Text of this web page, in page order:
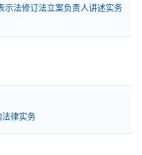
示法修订法立案负责人讲述实务
法律实务